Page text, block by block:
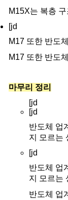
M15X는 복층
[jd
M17 또한 반도
M17 또한 반도
마무리 정리
[jd
[jd
반도체 업
지 모르는
[jd
반도체 업
지 모르는
반도체 업